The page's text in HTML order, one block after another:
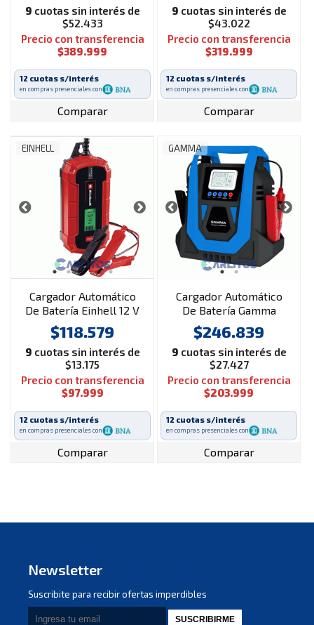
9 cuotas sin interés de
$52.433
Precio con transferencia
$389.999
12 cuotas s/interés
en compras presenciales con
Comparar
9 cuotas sin interés de
$43.022
Precio con transferencia
$319.999
12 cuotas s/interés
en compras presenciales con
Comparar
EINHELL
Cargador Automático
De Batería Einhell 12 V
1002225 Ce-bc 4 M
$118.579
9 cuotas sin interés de
$13.175
Precio con transferencia
$97.999
12 cuotas s/interés
en compras presenciales con
Comparar
GAMMA
Cargador Automático
De Batería Gamma
12v/24v 40 Amp
G2710ar
$246.839
9 cuotas sin interés de
$27.427
Precio con transferencia
$203.999
12 cuotas s/interés
en compras presenciales con
Comparar
Newsletter
Suscribite para recibir ofertas imperdibles
SUSCRIBIRME